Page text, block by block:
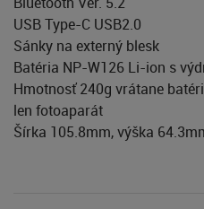
USB Type-C USB2.0
Sánky na externý blesk
Batéria NP-W126 Li-ion s
Hmotnosť 240g vrátane
len fotoaparát
Šírka 105.8mm, výška